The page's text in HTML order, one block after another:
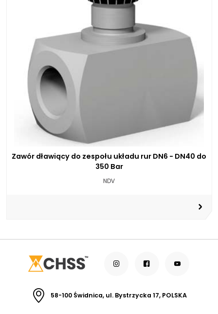
Zawór dławiący do zespołu układu rur DN6 - DN40 do
350 Bar
NDV
58-100 Świdnica, ul. Bystrzycka 17, POLSKA